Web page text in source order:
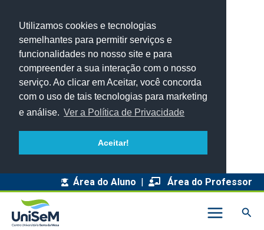
Utilizamos cookies e tecnologias
semelhantes para permitir serviços e
funcionalidades no nosso site e para
compreender a sua interação com o nosso
serviço. Ao clicar em Aceitar, você concorda
com o uso de tais tecnologias para marketing
e análise. Ver a Política de Privacidade
Aceitar!
Área do Aluno | Área do Professor